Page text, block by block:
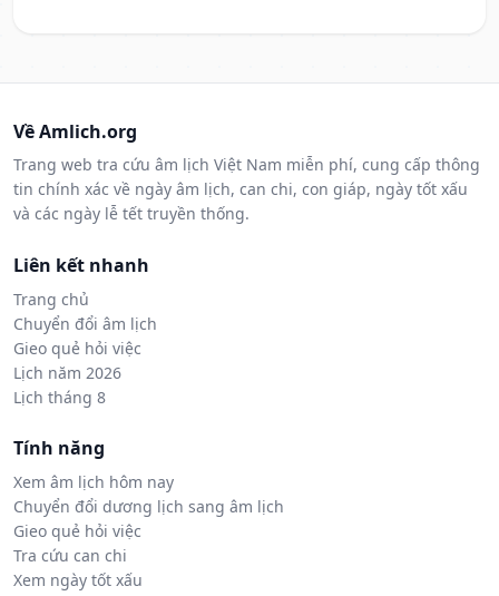
Về Amlich.org
Trang web tra cứu âm lịch Việt Nam miễn phí, cung cấp thông
tin chính xác về ngày âm lịch, can chi, con giáp, ngày tốt xấu
và các ngày lễ tết truyền thống.
Liên kết nhanh
Trang chủ
Chuyển đổi âm lịch
Gieo quẻ hỏi việc
Lịch năm 2026
Lịch tháng 8
Tính năng
Xem âm lịch hôm nay
Chuyển đổi dương lịch sang âm lịch
Gieo quẻ hỏi việc
Tra cứu can chi
Xem ngày tốt xấu